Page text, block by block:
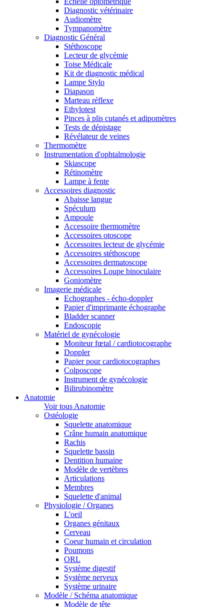
Diagnostic vétérinaire
Audiomètre
Tympanomètre
Diagnostic Général
Stéthoscope
Lecteur de glycémie
Toise Médicale
Kit de diagnostic médical
Lampe Stylo
Diapason
Marteau réflexe
Ethylotest
Pinces à plis cutanés et adipomètres
Tests de dépistage
Révélateur de veines
Thermomètre
Instrumentation d'ophtalmologie
Skiascope
Rétinomètre
Lampe à fente
Accessoires diagnostic
Abaisse langue
Spéculum
Ampoule
Accessoire thermomètre
Accessoires otoscope
Accessoires lecteur de glycémie
Accessoires stéthoscope
Accessoires dermatoscope
Accessoires Loupe binoculaire
Goniomètre
Imagerie médicale
Echographes - écho-doppler
Papier d'imprimante échographe
Bladder scanner
Endoscopie
Matériel de gynécologie
Moniteur fœtal / cardiotocographe
Doppler
Papier pour cardiotocographes
Colposcope
Instrument de gynécologie
Bilirubinomètre
Anatomie
Voir tous Anatomie
Ostéologie
Squelette anatomique
Crâne humain anatomique
Rachis
Squelette bassin
Dentition humaine
Modèle de vertèbres
Articulations
Membres
Squelette d'animal
Physiologie / Organes
L'oeil
Organes génitaux
Cerveau
Coeur humain et circulation
Poumons
ORL
Système digestif
Système nerveux
Système urinaire
Modèle / Schéma anatomique
Modèle de tête